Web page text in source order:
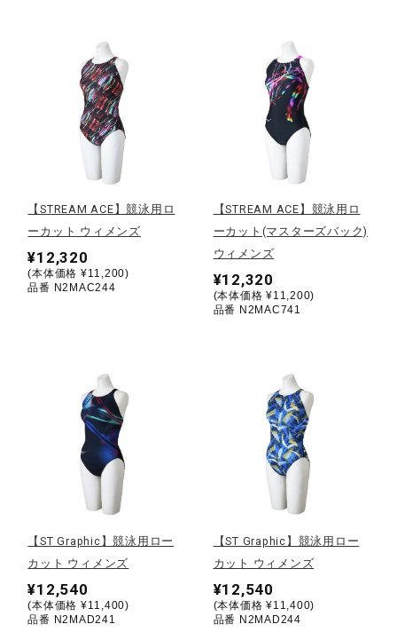
ジュニア／キッズ
メディカル
コラボ／ライセンス
セール
サポート
直営店一覧
取扱店一覧
【STREAM ACE】競泳用ロ
ーカット ウィメンズ
¥12,320
(本体価格 ¥11,200)
品番 N2MAC244
【STREAM ACE】競泳用ロ
ーカット(マスターズバック)
ウィメンズ
¥12,320
(本体価格 ¥11,200)
品番 N2MAC741
【ST Graphic】競泳用ロー
カット ウィメンズ
¥12,540
(本体価格 ¥11,400)
品番 N2MAD241
【ST Graphic】競泳用ロー
カット ウィメンズ
¥12,540
(本体価格 ¥11,400)
品番 N2MAD244